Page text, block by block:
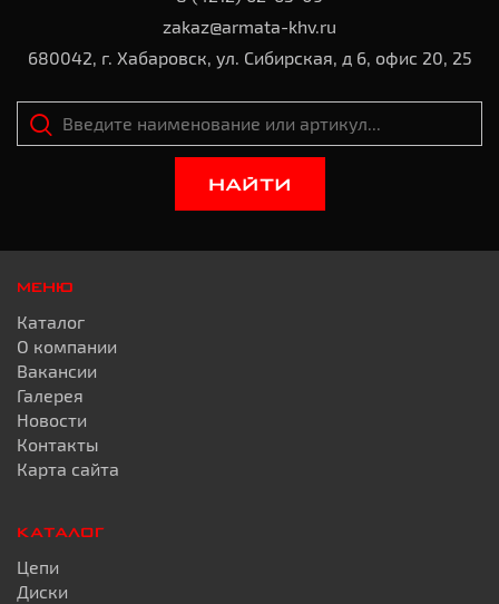
zakaz@armata-khv.ru
680042, г. Хабаровск, ул. Сибирская, д 6, офис 20, 25
НАЙТИ
МЕНЮ
Каталог
О компании
Вакансии
Галерея
Новости
Контакты
Карта сайта
КАТАЛОГ
Цепи
Диски